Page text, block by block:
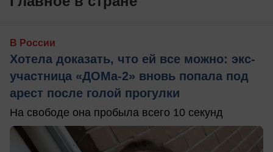
В России
Хотела доказать, что ей все можно: экс-
участница «ДОМа-2» вновь попала под
арест после голой прогулки
На свободе она пробыла всего 10 секунд